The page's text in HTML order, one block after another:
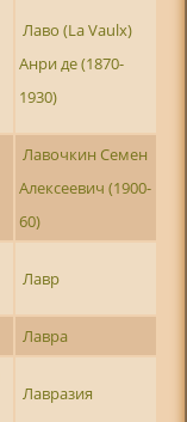
Лаво (La Vaulx)
Анри де (1870-
1930)
Лавочкин Семен
Алексеевич (1900-
60)
Лавр
Лавра
Лавразия